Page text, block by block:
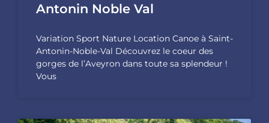
Antonin Noble Val
Variation Sport Nature Location Canoe à Saint-
Antonin-Noble-Val Découvrez le coeur des
gorges de l’Aveyron dans toute sa splendeur !
Vous